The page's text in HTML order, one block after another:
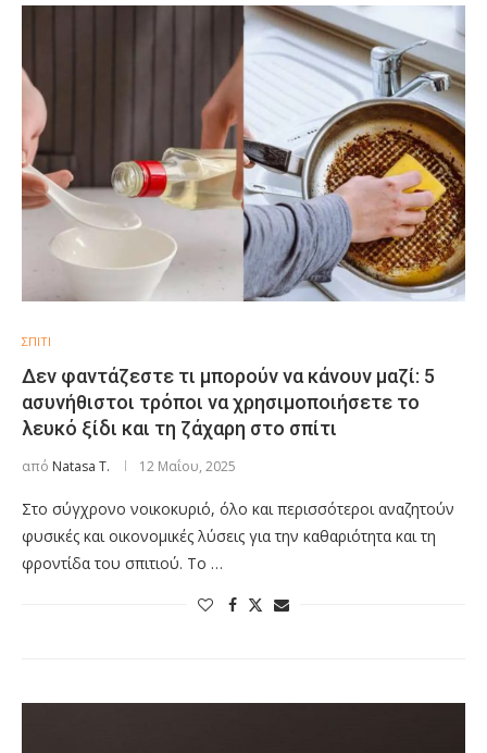
ΣΠΙΤΙ
Δεν φαντάζεστε τι μπορούν να κάνουν μαζί: 5
ασυνήθιστοι τρόποι να χρησιμοποιήσετε το
λευκό ξίδι και τη ζάχαρη στο σπίτι
από Natasa T. 12 Μαΐου, 2025
Στο σύγχρονο νοικοκυριό, όλο και περισσότεροι αναζητούν
φυσικές και οικονομικές λύσεις για την καθαριότητα και τη
φροντίδα του σπιτιού. Το …